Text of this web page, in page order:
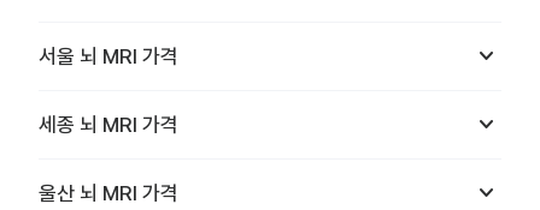
서울 뇌 MRI 가격 keyboard_arrow_down
세종 뇌 MRI 가격 keyboard_arrow_down
울산 뇌 MRI 가격 keyboard_arrow_down